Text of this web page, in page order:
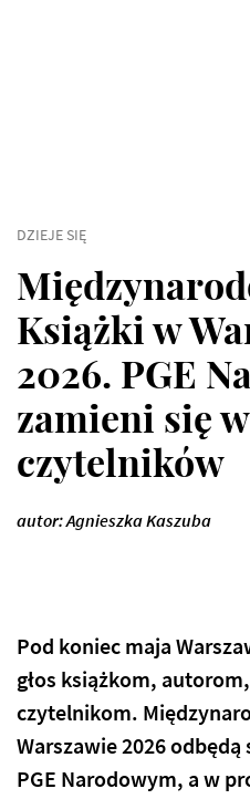
DZIEJE SIĘ
Książki w
2026. PGE
zamieni się
czytelników
autor: Agnieszka Kaszuba
Pod koniec maja
głos książkom,
czytelnikom.
Warszawie 2026 odbędą
PGE Narodowym, a w